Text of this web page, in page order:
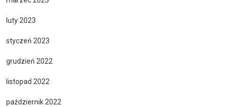
luty 2023
styczeń 2023
grudzień 2022
listopad 2022
październik 2022